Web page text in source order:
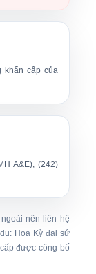
khẩn cấp của
A&E), (242)
nên liên hệ
Hoa Kỳ đại sứ
được công bố